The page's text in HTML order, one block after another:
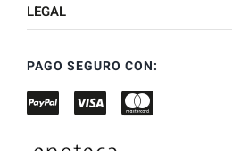
LEGAL
PAGO SEGURO CON: